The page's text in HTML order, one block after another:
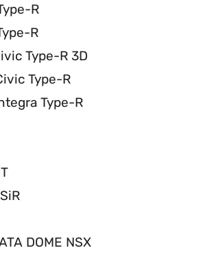
R
R
Type-R 3D
Type-R
Type-R
DOME NSX